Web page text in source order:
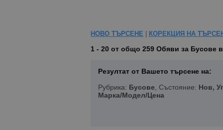
НОВО ТЪРСЕНЕ КОРЕКЦИЯ НА
1 - 20 от общо 259 Обяви за Бусове
Резултат от Вашето търсене на:
Рубрика: Бусове, Състояние: Нов,
Марка/Модел/Цена